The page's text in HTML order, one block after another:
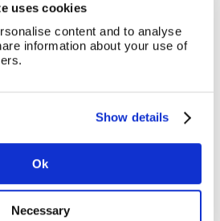
uses cookies
content and to analyse
information about your use of
Show details
Ok
Necessary
Breve 1911-1938
Troels Brandts
dagbogsnotater, 1938-1939.
breve
dagbøger